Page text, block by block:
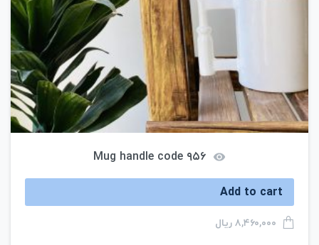
Mug handle code ۹۵۶
Add to cart
۸,۴۶۰,۰۰۰ ریال